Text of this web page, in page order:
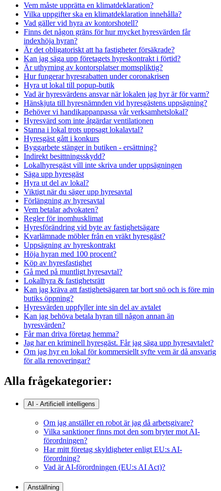
Vem måste upprätta en klimatdeklaration?
Vilka uppgifter ska en klimatdeklaration innehålla?
Vad gäller vid hyra av kontorshotell?
Finns det någon gräns för hur mycket hyresvärden får
indexhöja hyran?
Är det obligatoriskt att ha fastigheter försäkrade?
Kan jag säga upp företagets hyreskontrakt i förtid?
Är uthyrning av kontorsplatser momspliktig?
Hur fungerar hyresrabatten under coronakrisen
Hyra ut lokal till popup-butik
Vad är hyresvärdens ansvar när lokalen jag hyr är för varm?
Hänskjuta till hyresnämnden vid hyresgästens uppsägning?
Behöver vi handikappanpassa vår verksamhetslokal?
Hyresvärd som inte åtgärdar ventilationen
Stanna i lokal trots uppsagt lokalavtal?
Hyresgäst gått i konkurs
Byggarbete stänger in butiken - ersättning?
Indirekt besittningsskydd?
Lokalhyresgäst vill inte skriva under uppsägningen
Säga upp hyresgäst
Hyra ut del av lokal?
Viktigt när du säger upp hyresavtal
Förlängning av hyresavtal
Vem betalar advokaten?
Regler för inomhusklimat
Hyresförändring vid byte av fastighetsägare
Kvarlämnade möbler från en vräkt hyresgäst?
Uppsägning av hyreskontrakt
Höja hyran med 100 procent?
Köp av hyresfastighet
Gå med på muntligt hyresavtal?
Lokalhyra & fastighetsrätt
Kan jag kräva att fastighetsägaren tar bort snö och is före min
butiks öppning?
Hyresvärden uppfyller inte sin del av avtalet
Kan jag behöva betala hyran till någon annan än
hyresvärden?
Får man driva företag hemma?
Jag har en kriminell hyresgäst. Får jag säga upp hyresavtalet?
Om jag hyr en lokal för kommersiellt syfte vem är då ansvarig
för alla renoveringar?
Alla frågekategorier:
AI - Artificiell intelligens
Om jag anställer en robot är jag då arbetsgivare?
Vilka sanktioner finns mot den som bryter mot AI-
förordningen?
Har mitt företag skyldigheter enligt EU:s AI-
förordning?
Vad är AI-förordningen (EU:s AI Act)?
Anställning